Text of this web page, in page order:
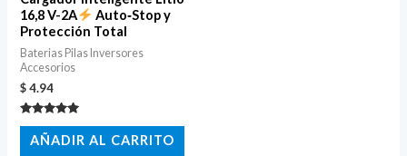
16,8 V-2A
Auto‑Stop y
Protección Total
Baterias Pilas Inversores
Accesorios
$4.94
Valorado
con
5.00
AÑADIR AL CARRITO